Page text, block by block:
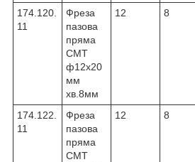
174.120.
11
Фреза
пазова
пряма
CMT
ф12х20
мм
хв.8мм
12 8
174.122.
11
Фреза
пазова
пряма
CMT
12 8